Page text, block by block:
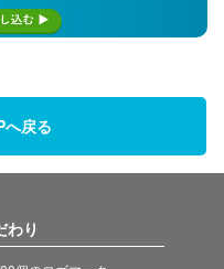
へ戻る
わり